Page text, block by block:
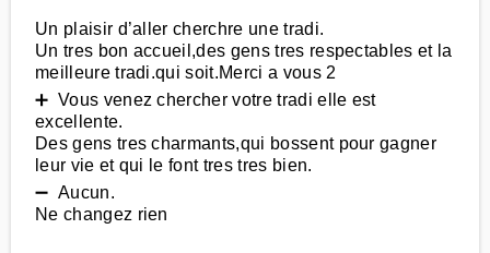
Un plaisir d’aller cherchre une tradi.
Un tres bon accueil,des gens tres respectables et la
meilleure tradi.qui soit.Merci a vous 2
➕ Vous venez chercher votre tradi elle est
excellente.
Des gens tres charmants,qui bossent pour gagner
leur vie et qui le font tres tres bien.
➖ Aucun.
Ne changez rien